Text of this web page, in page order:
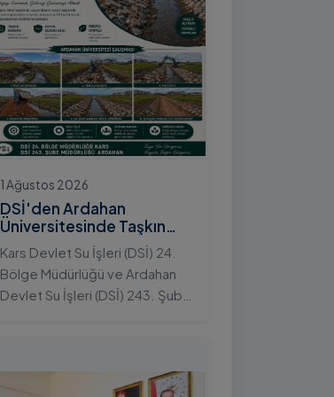
1 Ağustos 2026
DSİ'den Ardahan
Üniversitesinde Taşkın
Koruma Projesi: İstifli Taş
Tahkimatı Çalışmaları
Tamamlandı
Kars Devlet Su İşleri (DSİ) 24.
Bölge Müdürlüğü ve Ardahan
Devlet Su İşleri (DSİ) 243. Şube
Üniversitesi yerleşkesinde